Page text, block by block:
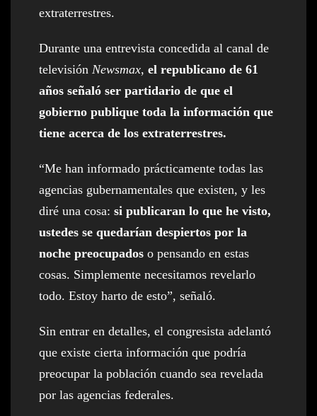
extraterrestres.
Durante una entrevista concedida al canal de
televisión Newsmax, el republicano de 61
años señaló ser partidario de que el
gobierno publique toda la información que
tiene acerca de los extraterrestres.
“Me han informado prácticamente todas las
agencias gubernamentales que existen, y les
diré una cosa: si publicaran lo que he visto,
ustedes se quedarían despiertos por la
noche preocupados o pensando en estas
cosas. Simplemente necesitamos revelarlo
todo. Estoy harto de esto”, señaló.
Sin entrar en detalles, el congresista adelantó
que existe cierta información que podría
preocupar la población cuando sea revelada
por las agencias federales.